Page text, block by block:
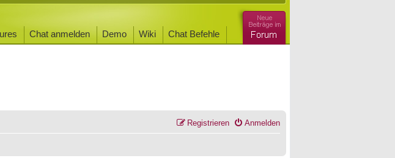
Chat anmelden Demo Wiki Chat Befehle
Anmelden
Registrieren